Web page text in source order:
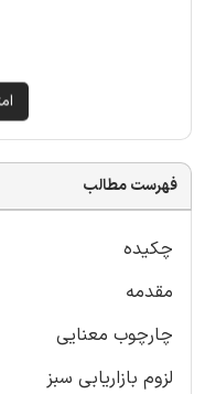
فهرست مطالب
چکیده
مقدمه
چارچوب معنایی
لزوم بازاریابی سبز